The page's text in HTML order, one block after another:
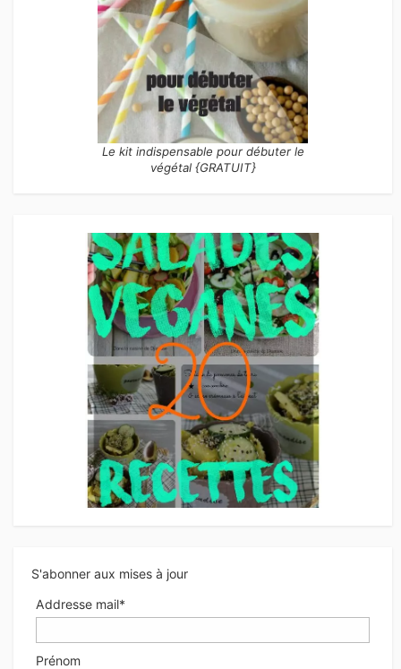
Le kit indispensable pour débuter le
végétal {GRATUIT}
S'abonner aux mises à jour
Addresse mail*
Prénom